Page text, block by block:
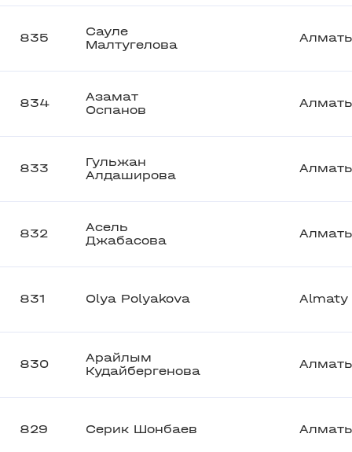
835
Сауле
Малтугелова
834
Азамат
Оспанов
833
Гульжан
Алдаширова
832
Асель
Джабасова
831 Olya Polyakova Almaty
830
Арайлым
Кудайбергенова
829 Серик Шонбаев